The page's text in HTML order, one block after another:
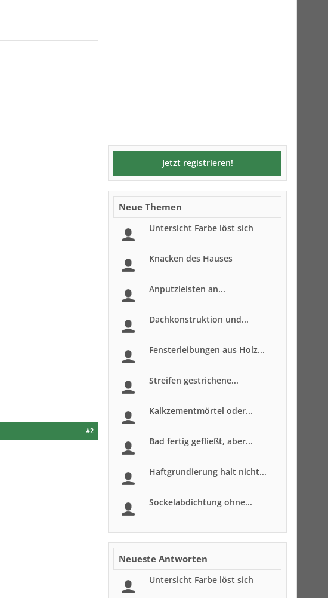
#2
Jetzt registrieren!
Neue Themen
Untersicht Farbe löst sich
Knacken des Hauses
Anputzleisten an...
Dachkonstruktion und...
Fensterleibungen aus Holz...
Streifen gestrichene...
Kalkzementmörtel oder...
Bad fertig gefließt, aber...
Haftgrundierung halt nicht...
Sockelabdichtung ohne...
Neueste Antworten
Untersicht Farbe löst sich